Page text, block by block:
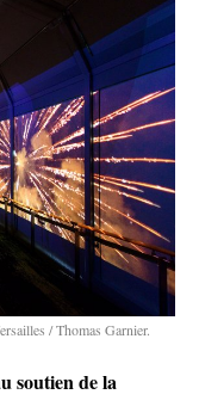
/ Thomas Garnier.
soutien de la